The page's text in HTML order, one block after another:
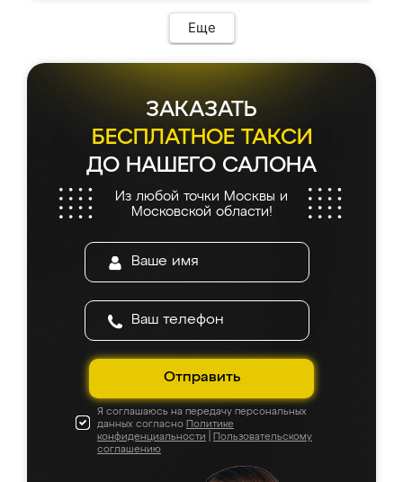
Еще
ЗАКАЗАТЬ
БЕСПЛАТНОЕ ТАКСИ
ДО НАШЕГО САЛОНА
Из любой точки Москвы и
Московской области!
Отправить
Я соглашаюсь на передачу персональных
данных согласно Политике
конфиденциальности
Пользовательскому
соглашению